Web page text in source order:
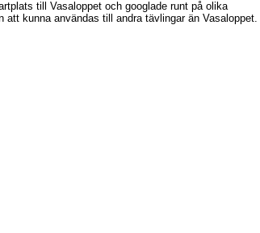
till Vasaloppet och googlade runt på olika
kunna användas till andra tävlingar än Vasaloppet.